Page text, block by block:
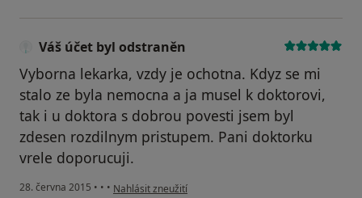
Váš účet byl odstraněn
Vyborna lekarka, vzdy je ochotna. Kdyz se mi
stalo ze byla nemocna a ja musel k doktorovi,
tak i u doktora s dobrou povesti jsem byl
zdesen rozdilnym pristupem. Pani doktorku
vrele doporucuji.
28. června 2015 • • • podle názoru uživatele Váš účet byl odstraněn
Nahlásit zneužití